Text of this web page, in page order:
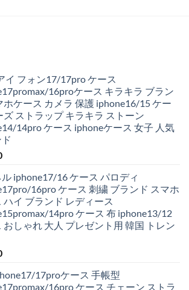
イ フォン17/17pro ケース
16proケース キラキラ ブラン
ホケース カメラ 保護 iphone16/15 ケー
ズ ストラップ キラキラ ストーン
14pro ケース iphoneケース 女子 人気
iphone17/16 ケース パロディ
16pro ケース 刺繍 ブランド スマホ
ハイ ブランド レディース
14pro ケース 布 iphone13/12
おしゃれ 大人 プレゼント用 韓国 トレン
17proケース 手帳型
16pro ケース チェーン ストラ